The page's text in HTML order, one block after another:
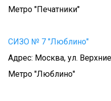
Метро "Печатники"
СИЗО № 7 "Люблино"
Адрес: Москва, ул.
Метро "Люблино"